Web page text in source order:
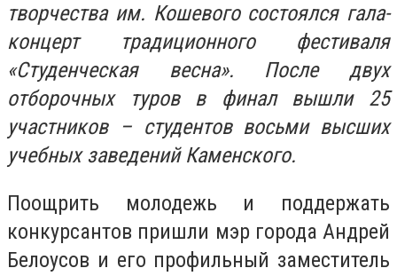
творчества им. Кошевого состоялся гала-
концерт традиционного фестиваля
«Студенческая весна». После двух
отборочных туров в финал вышли 25
участников – студентов восьми высших
учебных заведений Каменского.
Поощрить молодежь и поддержать
конкурсантов пришли мэр города Андрей
Белоусов и его профильный заместитель